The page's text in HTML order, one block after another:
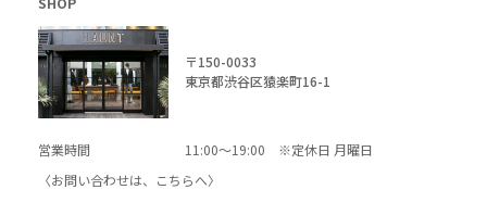
〒150-0033
東京都渋谷区猿楽町16-1
営業時間
11:00～19:00 ※定休日 月曜日
〈お問い合わせは、
こちらへ〉